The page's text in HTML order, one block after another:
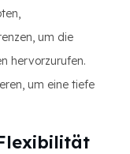
um die
hervorzurufen.
um eine tiefe